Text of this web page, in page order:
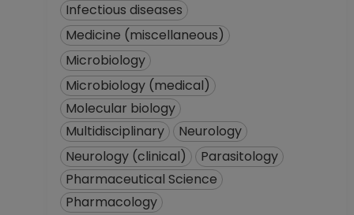
Infectious diseases
Medicine (miscellaneous)
Microbiology
Microbiology (medical)
Molecular biology
Multidisciplinary
Neurology
Neurology (clinical)
Parasitology
Pharmaceutical Science
Pharmacology